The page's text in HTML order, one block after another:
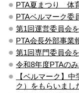
PTA夏まつり 体
PTAベルマーク委
第1回運営委員会
PTA会長外部事業
第1回専門委員会
令和8年度PTAの
【ベルマーク】
ク）をもらいまし